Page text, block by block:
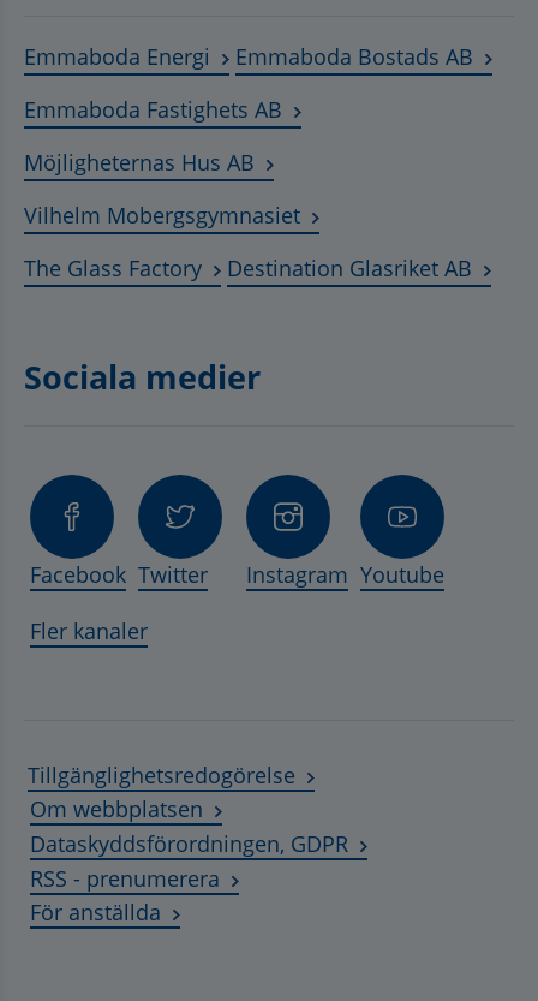
Emmaboda Energi Länk till annan webbplats,
Emmaboda Bostads AB
Emmaboda Fastighets AB Länk till annan
Möjligheternas Hus AB Länk till annan webbplats,
Vilhelm MobergsgymnasietLänk till annan
The Glass FactoryLänk till annan webbplats,
Destination Glasriket AB
Sociala medier
Facebook Twitter Instagram Youtube
Fler kanaler
Tillgänglighetsredogörelse
Om webbplatsen
Dataskyddsförordningen, GDPR
RSS - prenumerera
För anställda Länk till annan webbplats, öppnas i